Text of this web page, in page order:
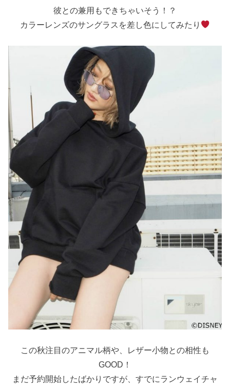
彼との兼用もできちゃいそう！？
カラーレンズのサングラスを差し色にしてみたり
この秋注目のアニマル柄や、レザー小物との相性も
GOOD！
まだ予約開始したばかりですが、すでにランウェイチャ